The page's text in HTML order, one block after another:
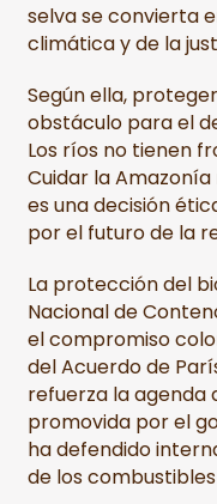
selva se convierta
climática y de la
Según ella,
obstáculo para el
Los ríos no tienen
Cuidar la
es una decisión
por el futuro de la
La protección del
Nacional de
el compromiso
del Acuerdo de
refuerza la agenda
promovida por el
ha defendido
de los